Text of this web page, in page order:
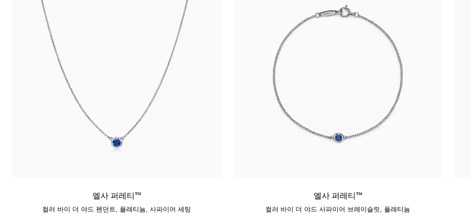
엘사 퍼레티™
컬러 바이 더 야드 펜던트, 플래티늄, 사파이어 세팅
엘사 퍼레티™
컬러 바이 더 야드 사파이어 브레이슬릿, 플래티늄